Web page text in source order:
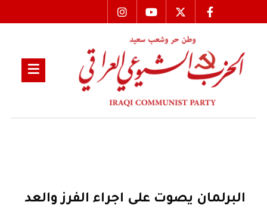
البرلمان يصوت على اجراء الفرز والعد